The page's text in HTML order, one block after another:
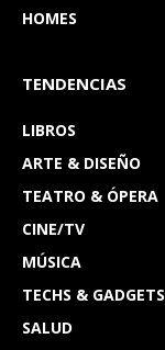
HOMES
TENDENCIAS
LIBROS
ARTE & DISEÑO
TEATRO & ÓPERA
CINE/TV
MÚSICA
TECHS & GADGETS
SALUD